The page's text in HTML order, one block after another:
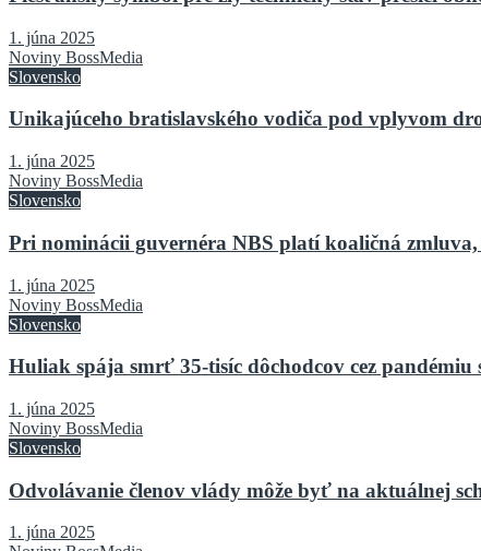
1. júna 2025
Noviny BossMedia
Slovensko
Unikajúceho bratislavského vodiča pod vplyvom
1. júna 2025
Noviny BossMedia
Slovensko
Pri nominácii guvernéra NBS platí koaličná
1. júna 2025
Noviny BossMedia
Slovensko
Huliak spája smrť 35-tisíc dôchodcov cez
1. júna 2025
Noviny BossMedia
Slovensko
Odvolávanie členov vlády môže byť na aktuálnej
1. júna 2025